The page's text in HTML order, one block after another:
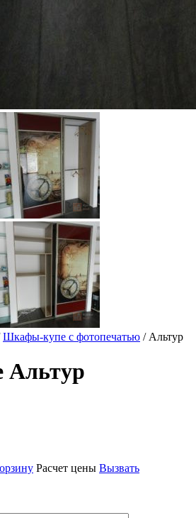
Шкафы-купе с фотопечатью / Альтур
Расчет цены Вызвать